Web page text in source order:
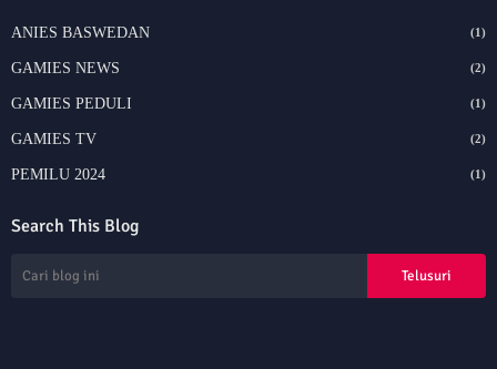
ANIES BASWEDAN (1)
GAMIES NEWS (2)
GAMIES PEDULI (1)
GAMIES TV (2)
PEMILU 2024 (1)
Search This Blog